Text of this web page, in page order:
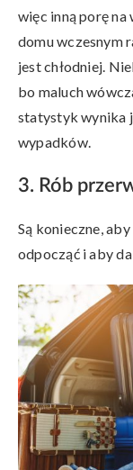
więc inną porę na
domu wczesnym
jest chłodniej.
bo maluch
statystyk wynika
wypadków.
3. Rób
Są konieczne,
odpocząć i aby